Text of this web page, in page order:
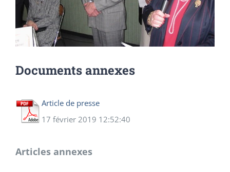
Documents annexes
Article de presse
17 février 2019 12:52:40
Articles annexes